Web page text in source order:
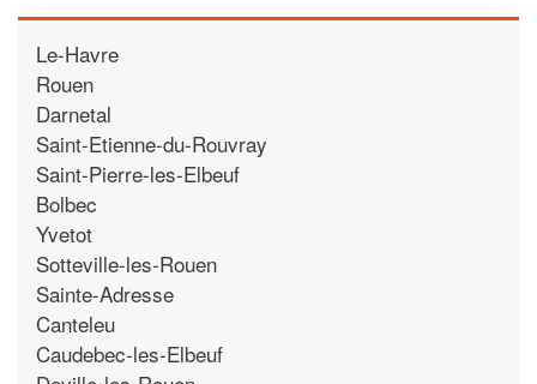
Le-Havre
Rouen
Darnetal
Saint-Etienne-du-Rouvray
Saint-Pierre-les-Elbeuf
Bolbec
Yvetot
Sotteville-les-Rouen
Sainte-Adresse
Canteleu
Caudebec-les-Elbeuf